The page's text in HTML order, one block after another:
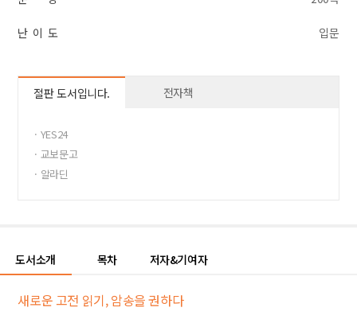
난 이 도 입문
절판 도서입니다. 전자책
· YES24
· 교보문고
· 알라딘
도서소개 목차 저자&기여자
새로운 고전 읽기, 암송을 권하다